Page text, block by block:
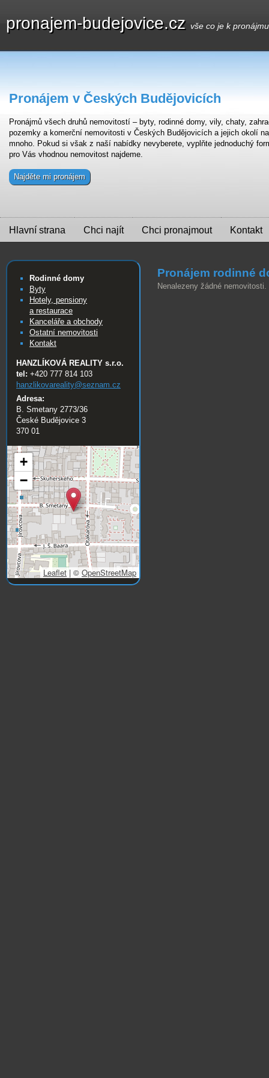
pronajem-budejovice.cz vše co je k
Hlavní strana Chci najít Chci pronajmout Kontakt
Pronájem v Českých Budějovicích
Pronájmů všech druhů nemovitostí – byty, rodinné domy, vily, chaty,
pozemky a komerční nemovitosti v Českých Budějovicích a jejich okolí
mnoho. Pokud si však z naší nabídky nevyberete, vyplňte jednoduchý
pro Vás vhodnou nemovitost najdeme.
Najděte mi pronájem
Pronájem rodinné
Nenalezeny žádné nemovitosti.
Rodinné domy
Byty
Hotely, pensiony
a restaurace
Kanceláře a obchody
Ostatní nemovitosti
Kontakt
HANZLÍKOVÁ REALITY s.r.o.
tel: +420 777 814 103
hanzlikovareality@seznam.cz
Adresa:
B. Smetany 2773/36
České Budějovice 3
370 01
+
−
Leaflet | © OpenStreetMap